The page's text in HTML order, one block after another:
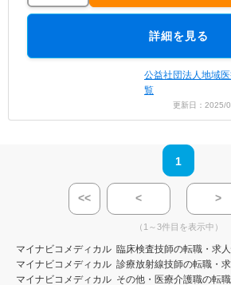
詳細を見る
公益社団法人地域
覧
更新日：
1
<< < >
（1～3件目を表示中）
マイナビコメディカル 臨床検査技師の転職・求
マイナビコメディカル 診療放射線技師の転職・
マイナビコメディカル その他・医療介護職の転